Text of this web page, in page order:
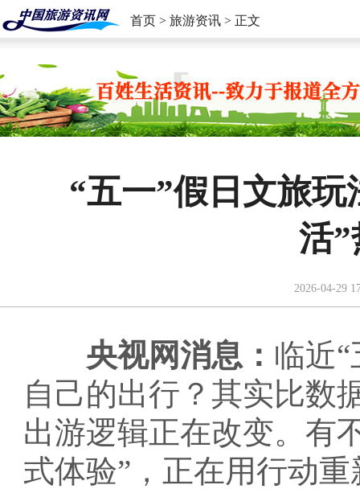
首页 > 旅游资讯 > 正文
“五一”假日文旅
活
2026-04-29
央视网消息： 临近
自己的出行？其实比数
出游逻辑正在改变。有
式体验”，正在用行动